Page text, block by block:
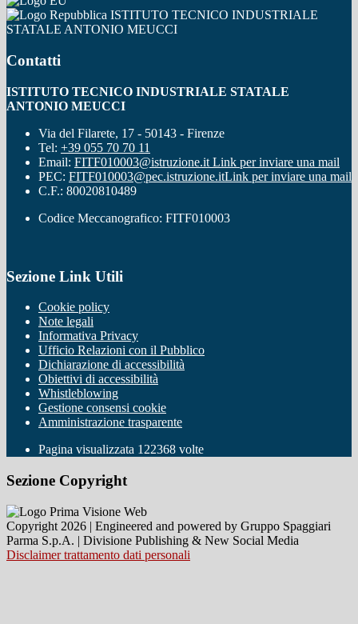
ISTITUTO TECNICO INDUSTRIALE
STATALE ANTONIO MEUCCI
Contatti
ISTITUTO TECNICO INDUSTRIALE STATALE
ANTONIO MEUCCI
Via del Filarete, 17 - 50143 - Firenze
Tel: +39 055 70 70 11
Email: FITF010003@istruzione.it Link per inviare una mail
PEC: FITF010003@pec.istruzione.itLink per inviare una mail
C.F.: 80020810489
Codice Meccanografico: FITF010003
Sezione Link Utili
Cookie policy
Note legali
Informativa Privacy
Ufficio Relazioni con il Pubblico
Dichiarazione di accessibilità
Obiettivi di accessibilità
Whistleblowing
Gestione consensi cookie
Amministrazione trasparente
Pagina visualizzata 122368 volte
Sezione Copyright
Copyright 2026 | Engineered and powered by Gruppo Spaggiari
Parma S.p.A. | Divisione Publishing & New Social Media
Disclaimer trattamento dati personali